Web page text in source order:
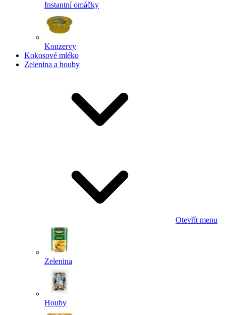
Instantní omáčky
Konzervy
Kokosové mléko
Zelenina a houby
Otevřít menu
Zelenina
Houby